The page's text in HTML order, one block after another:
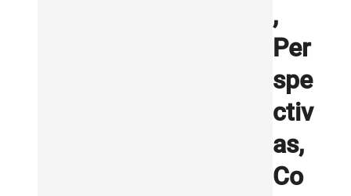
,
Per
spe
ctiv
as,
Co